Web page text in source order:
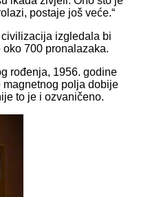
postaje još veće.“
izgledala bi
700 pronalazaka.
rođenja, 1956. godine
polja dobije
to je i ozvaničeno.